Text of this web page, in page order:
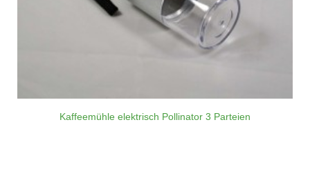
Kaffeemühle elektrisch Pollinator 3 Parteien